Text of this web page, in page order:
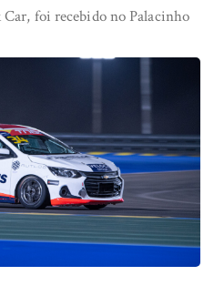
foi recebido no Palacinho